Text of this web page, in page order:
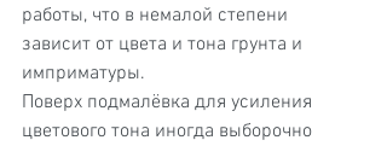
работы, что в немалой степени
зависит от цвета и тона грунта и
имприматуры.
Поверх подмалёвка для усиления
цветового тона иногда выборочно